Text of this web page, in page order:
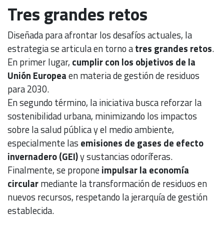
Tres grandes retos
Diseñada para afrontar los desafíos actuales, la
estrategia se articula en torno atres grandes retos.
En primer lugar, cumplir con los objetivos de la
Unión Europeaen materia de gestión de residuos
para 2030.
En segundo término, la iniciativa busca reforzar la
sostenibilidad urbana, minimizando los impactos
sobre la salud pública y el medio ambiente,
especialmente las emisiones de gases de efecto
invernadero (GEI)y sustancias odoríferas.
Finalmente, se proponeimpulsar la economía
circularmediante la transformación de residuos en
nuevos recursos, respetando la jerarquía de gestión
establecida.